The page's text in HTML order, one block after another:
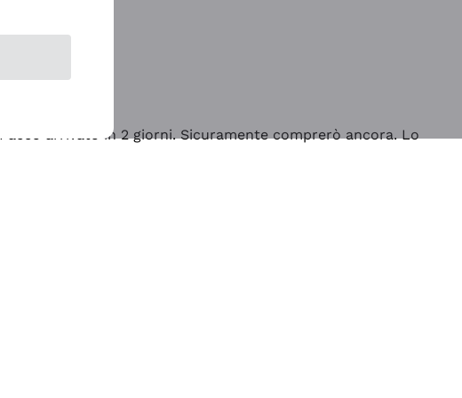
arrivato in 2 giorni. Sicuramente comprerò ancora. Lo